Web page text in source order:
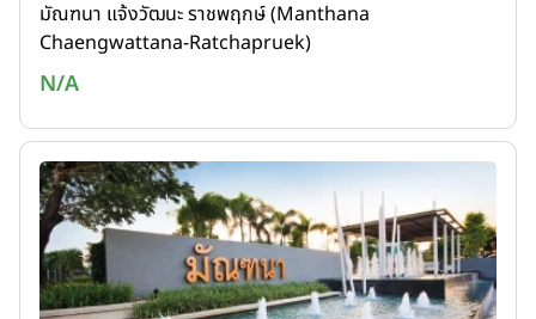
มัณฑนา แจ้งวัฒนะ ราชพฤกษ์ (Manthana
Chaengwattana-Ratchapruek)
N/A